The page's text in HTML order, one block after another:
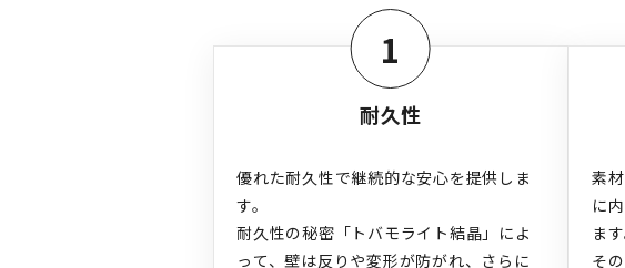
1
耐久性
優れた耐久性で継続的な安心を提供しま
す。
耐久性の秘密「トバモライト結晶」によ
って、壁は反りや変形が防がれ、さらに
素
に
ます
そ